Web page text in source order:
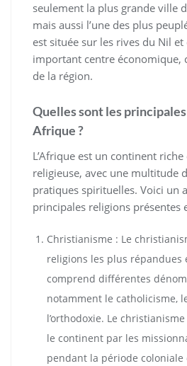
seulement la plus grande ville
mais aussi l’une des plus
est située sur les rives du Nil
important centre économique,
de la région.
Quelles sont les
Afrique ?
L’Afrique est un continent
religieuse, avec une multitude
pratiques spirituelles. Voici un
principales religions présentes
Christianisme : Le
religions les plus répandues
comprend différentes
notamment le catholicisme,
l’orthodoxie. Le
le continent par les
pendant la période coloniale